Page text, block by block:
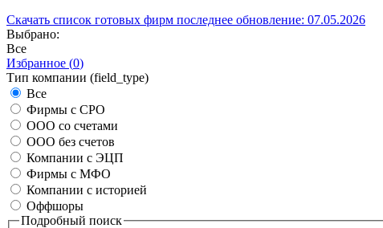
Скачать список готовых фирм последнее обновление: 07.05.2026
Выбрано:
Все
Избранное (0)
Тип компании (field_type)
Все
Фирмы с СРО
ООО со счетами
ООО без счетов
Компании с ЭЦП
Фирмы с МФО
Компании с историей
Оффшоры
Подробный поиск